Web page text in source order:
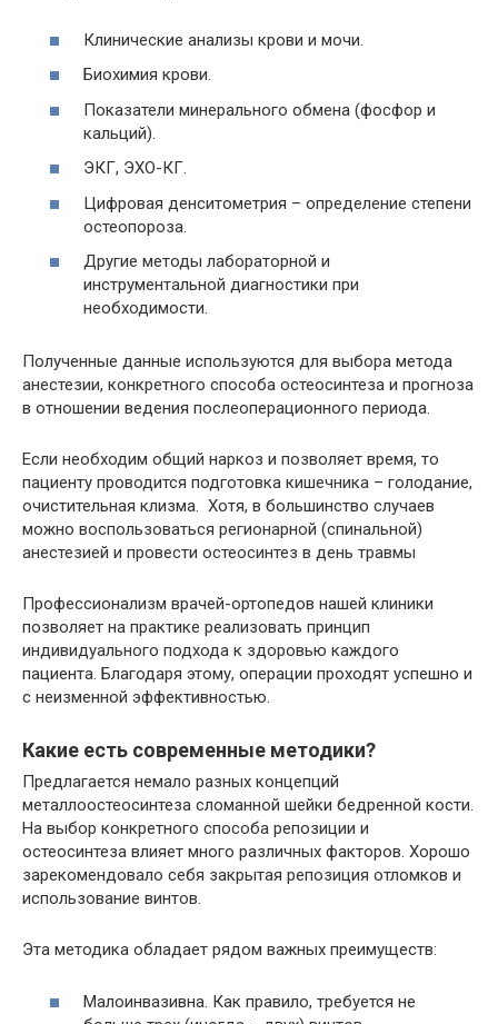
Клинические анализы крови и мочи.
Биохимия крови.
Показатели минерального обмена (фосфор и
кальций).
ЭКГ, ЭХО-КГ.
Цифровая денситометрия – определение степени
остеопороза.
Другие методы лабораторной и
инструментальной диагностики при
необходимости.
Полученные данные используются для выбора метода
анестезии, конкретного способа остеосинтеза и прогноза
в отношении ведения послеоперационного периода.
Если необходим общий наркоз и позволяет время, то
пациенту проводится подготовка кишечника – голодание,
очистительная клизма. Хотя, в большинство случаев
можно воспользоваться регионарной (спинальной)
анестезией и провести остеосинтез в день травмы
Профессионализм врачей-ортопедов нашей клиники
позволяет на практике реализовать принцип
индивидуального подхода к здоровью каждого
пациента. Благодаря этому, операции проходят успешно и
с неизменной эффективностью.
Какие есть современные методики?
Предлагается немало разных концепций
металлоостеосинтеза сломанной шейки бедренной кости.
На выбор конкретного способа репозиции и
остеосинтеза влияет много различных факторов. Хорошо
зарекомендовало себя закрытая репозиция отломков и
использование винтов.
Эта методика обладает рядом важных преимуществ:
Малоинвазивна. Как правило, требуется не